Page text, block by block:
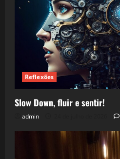
Reflexões
Slow Down, fluir e sentir!
admin